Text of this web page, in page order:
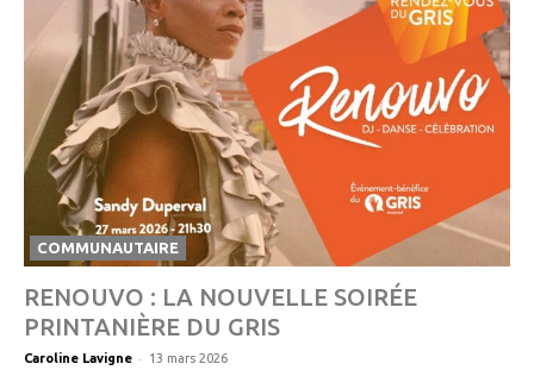
COMMUNAUTAIRE
RENOUVO : LA NOUVELLE SOIRÉE
PRINTANIÈRE DU GRIS
Caroline Lavigne - 13 mars 2026